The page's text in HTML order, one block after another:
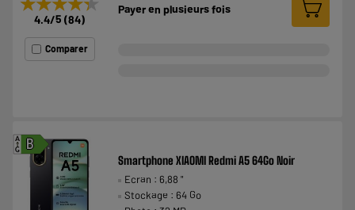
4.4/5 (84)
Comparer
Payer en plusieurs fois
B
A
G
Smartphone XIAOMI Redmi A5 64Go Noir
Ecran : 6,88 "
Stockage : 64 Go